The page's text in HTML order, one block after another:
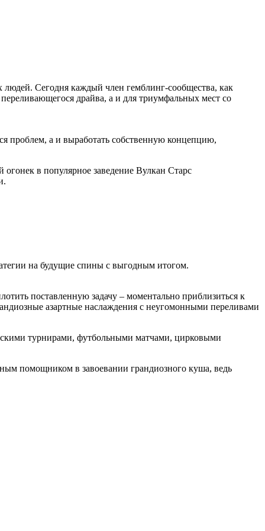
Сегодня каждый член гемблинг-сообщества, как
драйва, а и для триумфальных мест со
проблем, а и выработать собственную концепцию,
в популярное заведение Вулкан Старс
на будущие спины с выгодным итогом.
поставленную задачу – моментально приблизиться к
азартные наслаждения с неугомонными переливами
турнирами, футбольными матчами, цирковыми
помощником в завоевании грандиозного куша, ведь